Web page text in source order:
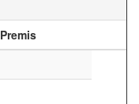
Premis